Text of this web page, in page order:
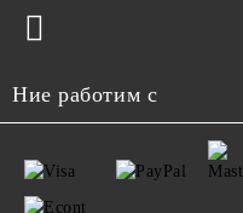
Ние работим с